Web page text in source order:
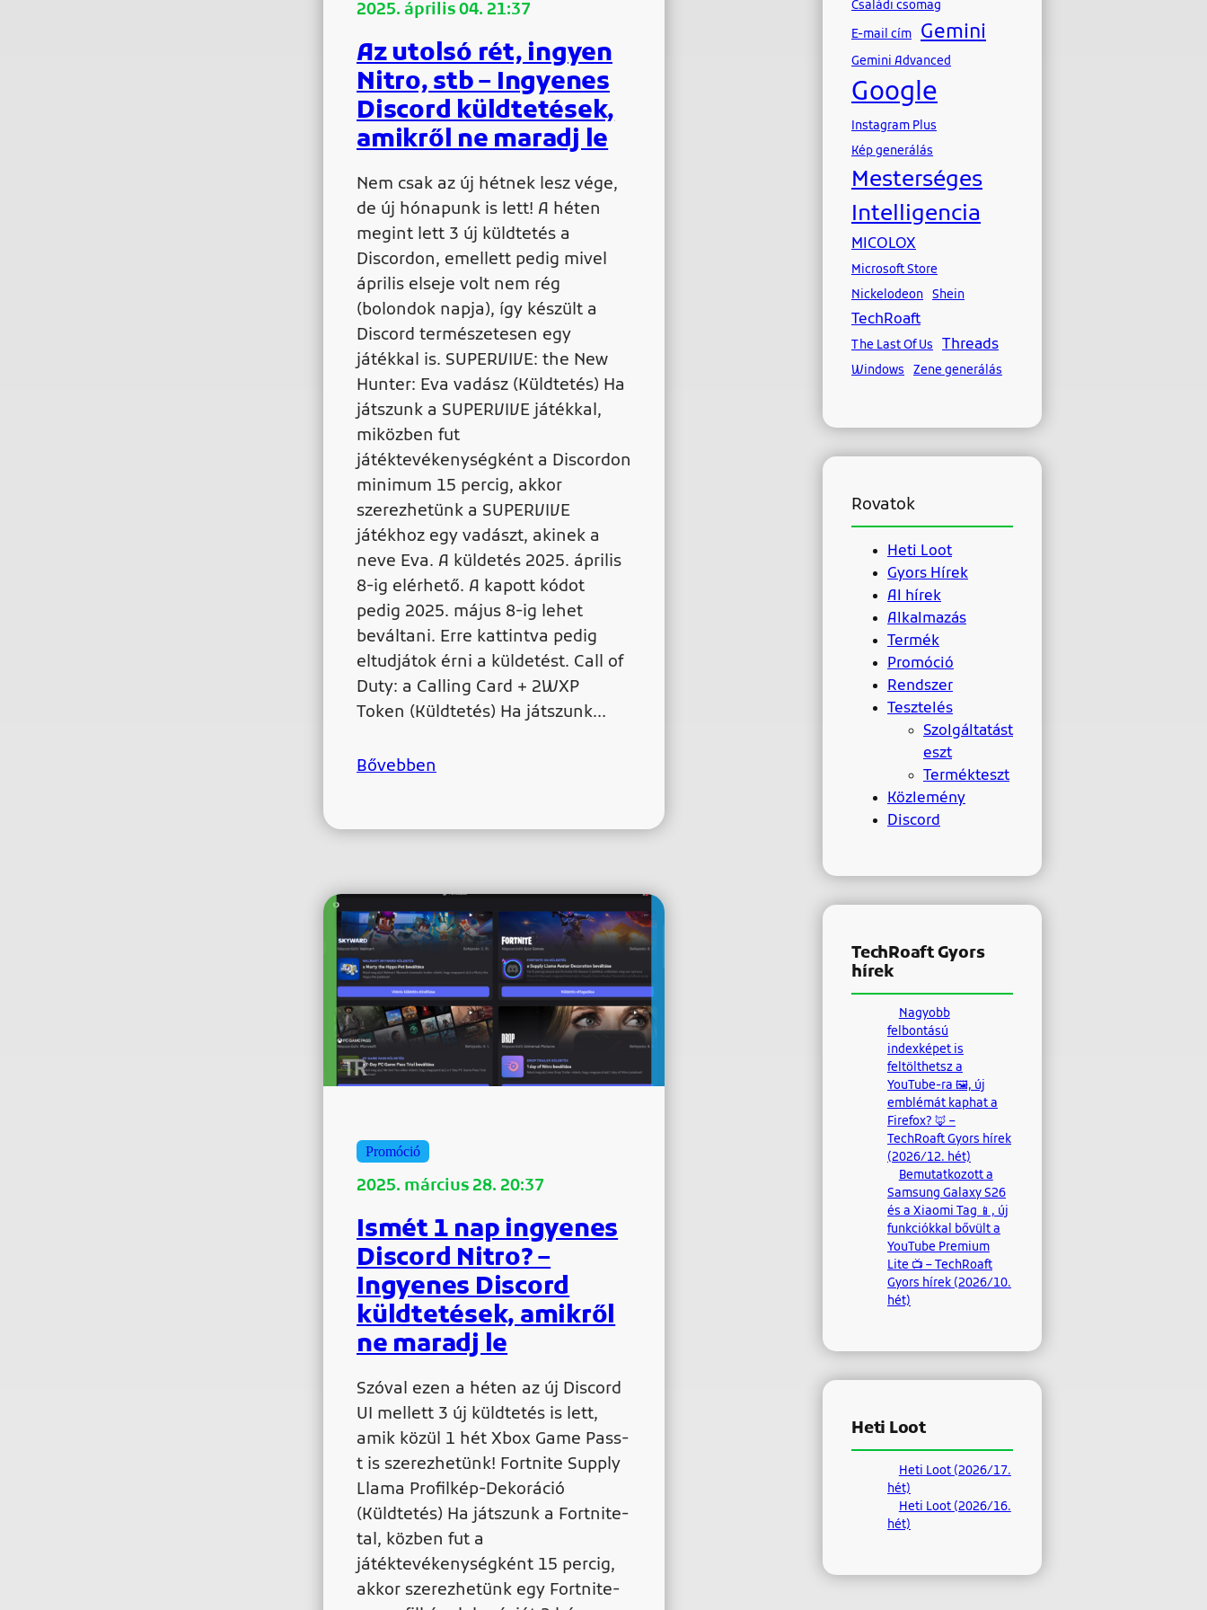
2025. április 04. 21:37
Az utolsó rét, ingyen
Nitro, stb – Ingyenes
Discord küldtetések,
amikről ne maradj le
Nem csak az új hétnek lesz vége,
de új hónapunk is lett! A héten
megint lett 3 új küldtetés a
Discordon, emellett pedig mivel
április elseje volt nem rég
(bolondok napja), így készült a
Discord természetesen egy
játékkal is. SUPERVIVE: the New
Hunter: Eva vadász (Küldtetés) Ha
játszunk a SUPERVIVE játékkal,
miközben fut
játéktevékenységként a Discordon
minimum 15 percig, akkor
szerezhetünk a SUPERVIVE
játékhoz egy vadászt, akinek a
neve Eva. A küldetés 2025. április
8-ig elérhető. A kapott kódot
pedig 2025. május 8-ig lehet
beváltani. Erre kattintva pedig
eltudjátok érni a küldetést. Call of
Duty: a Calling Card + 2WXP
Token (Küldtetés) Ha játszunk…
Bővebben
Promóció
2025. március 28. 20:37
Ismét 1 nap ingyenes
Discord Nitro? –
Ingyenes Discord
küldtetések, amikről
ne maradj le
Szóval ezen a héten az új Discord
UI mellett 3 új küldtetés is lett,
amik közül 1 hét Xbox Game Pass-
t is szerezhetünk! Fortnite Supply
Llama Profilkép-Dekoráció
(Küldtetés) Ha játszunk a Fortnite-
tal, közben fut a
játéktevékenységként 15 percig,
akkor szerezhetünk egy Fortnite-
Családi csomag
E-mail cím Gemini
Gemini Advanced
Google
Instagram Plus
Kép generálás
Mesterséges
Intelligencia
MICOLOX
Microsoft Store
Nickelodeon Shein
TechRoaft
The Last Of Us Threads
Windows Zene generálás
Rovatok
Heti Loot
Gyors Hírek
AI hírek
Alkalmazás
Termék
Promóció
Rendszer
Tesztelés
Szolgáltatást
eszt
Termékteszt
Közlemény
Discord
TechRoaft Gyors
hírek
Nagyobb
felbontású
indexképet is
feltölthetsz a
YouTube-ra 🖼, új
emblémát kaphat a
Firefox? 🦊 –
TechRoaft Gyors hírek
(2026/12. hét)
Bemutatkozott a
Samsung Galaxy S26
és a Xiaomi Tag 📱, új
funkciókkal bővült a
YouTube Premium
Lite 📺 – TechRoaft
Gyors hírek (2026/10.
hét)
Heti Loot
Heti Loot (2026/17.
hét)
Heti Loot (2026/16.
hét)